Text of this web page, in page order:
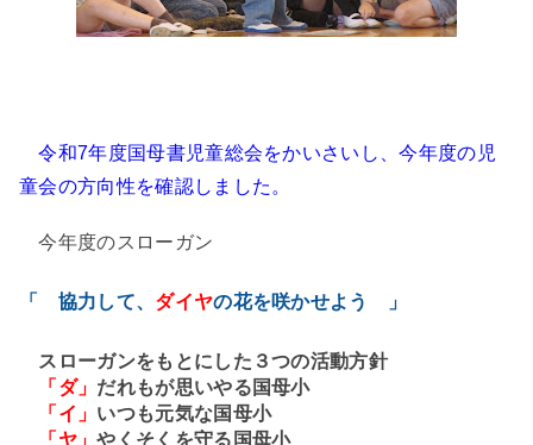
令和7年度国母書児童総会をかいさいし、今年度の児
童会の方向性を確認しました。
今年度のスローガン
「 協力して、 ダイヤの花を咲かせよう 」
スローガンをもとにした３つの活動方針
「ダ」 だれもが思いやる国母小
「イ」 いつも元気な国母小
「ヤ」やくそくを守る国母小